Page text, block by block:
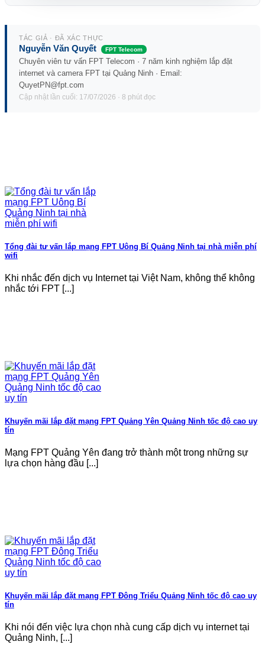
TÁC GIẢ · ĐÃ XÁC THỰC
Nguyễn Văn Quyết FPT Telecom
Chuyên viên tư vấn FPT Telecom · 7 năm kinh nghiệm lắp đặt
internet và camera FPT tại Quảng Ninh · Email:
QuyetPN@fpt.com
Cập nhật lần cuối: 17/07/2026 · 8 phút đọc
Tổng đài tư vấn lắp mạng FPT Uông Bí Quảng Ninh tại nhà miễn phí
wifi
Khi nhắc đến dịch vụ Internet tại Việt Nam, không thể không
nhắc tới FPT [...]
Khuyến mãi lắp đặt mạng FPT Quảng Yên Quảng Ninh tốc độ cao uy
tín
Mạng FPT Quảng Yên đang trở thành một trong những sự
lựa chọn hàng đầu [...]
Khuyến mãi lắp đặt mạng FPT Đông Triểu Quảng Ninh tốc độ cao uy
tín
Khi nói đến việc lựa chọn nhà cung cấp dịch vụ internet tại
Quảng Ninh, [...]